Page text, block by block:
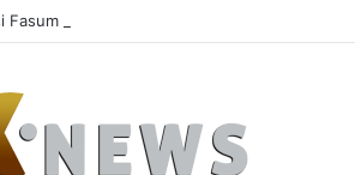
Pemkot Surabaya Pakai Ambulans